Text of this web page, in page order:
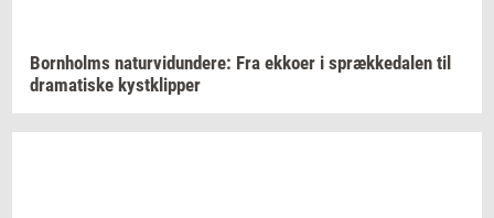
Born­holms na­tur­vi­dun­de­re: Fra ek­ko­er i spræk­ke­da­len til
dra­ma­ti­ske kyst­klip­per